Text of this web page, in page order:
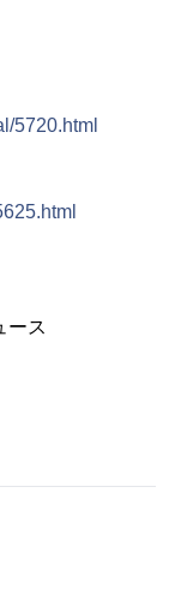
5720.html
ース